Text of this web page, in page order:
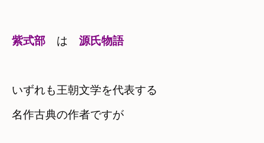
紫式部 は 源氏物語
いずれも王朝文学を代表する
名作古典の作者ですが